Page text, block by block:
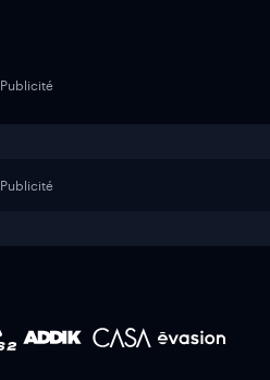
Publicité
Publicité